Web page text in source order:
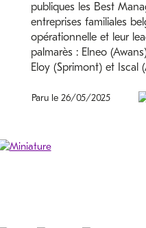
publiques les Best
entreprises familiales
opérationnelle et leur
palmarès : Elneo
Eloy (Sprimont) et Iscal
Paru le 26/05/2025